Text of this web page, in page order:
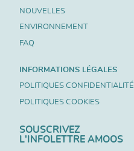
NOUVELLES
ENVIRONNEMENT
FAQ
INFORMATIONS LÉGALES
POLITIQUES CONFIDENTIALITÉ
POLITIQUES COOKIES
SOUSCRIVEZ
L'INFOLETTRE AMOOS